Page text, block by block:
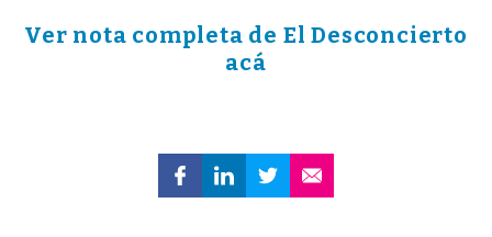
Ver nota completa de El Desconcierto
acá